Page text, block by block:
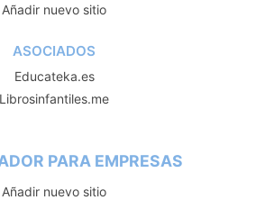
Añadir nuevo sitio
ASOCIADOS
Educateka.es
Librosinfantiles.me
PARA EMPRESAS
Añadir nuevo sitio